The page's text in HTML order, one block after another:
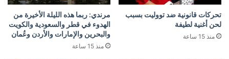
تحركات قانونية ضد تووليت بسبب
لحن أغنية لطيفة
منذ 15 ساعة
مرندي: ربما هذه الليلة الأخيرة من
الهدوء في قطر والسعودية والكويت
والبحرين والإمارات والأردن وعُمان
منذ 15 ساعة